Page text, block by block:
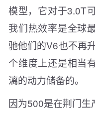
模型，它对于3.0T
我们热效率是全球
驰他们的V6也不再
个维度上还是相当
漓的动力储备的。
因为500是在荆门